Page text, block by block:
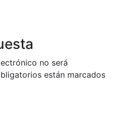
no será
están marcados